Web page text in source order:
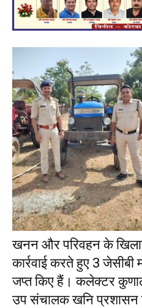
खनन और परिवहन के
कार्रवाई करते हुए 3
जप्त किए हैं। कलेक्टर
उप संचालक खनि प्रशासन